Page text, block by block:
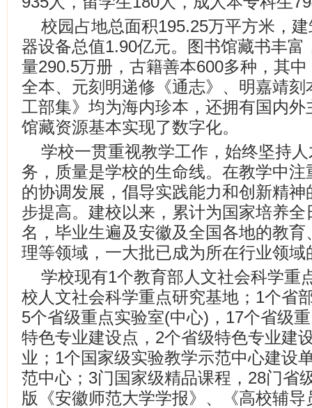
校园占地总面积195.25万平方米，
器设备总值1.90亿元。图书馆藏书丰
量290.5万册，古籍善本600多种，其
全本、元刻明递修《通志》、明嘉靖
工部集》均为海内珍本，还拥有国内
馆藏资源基本实现了数字化。
学校一贯重视教学工作，始终坚持
务，质量是学校的生命线。在教学中
的协调发展，倡导实践能力和创新精
步提高。建校以来，累计为国家培养
名，毕业生遍及安徽及全国各地的教
理等领域，一大批已成为所在行业领
学校现有1个教育部人文社会科学重
校人文社会科学重点研究基地；1个省
5个省级重点实验室(中心)，17个省级
特色专业建设点，2个省级特色专业建
业；1个国家级实验教学示范中心建设
范中心；3门国家级精品课程，28门省
版《安徽师范大学学报》、《高校辅